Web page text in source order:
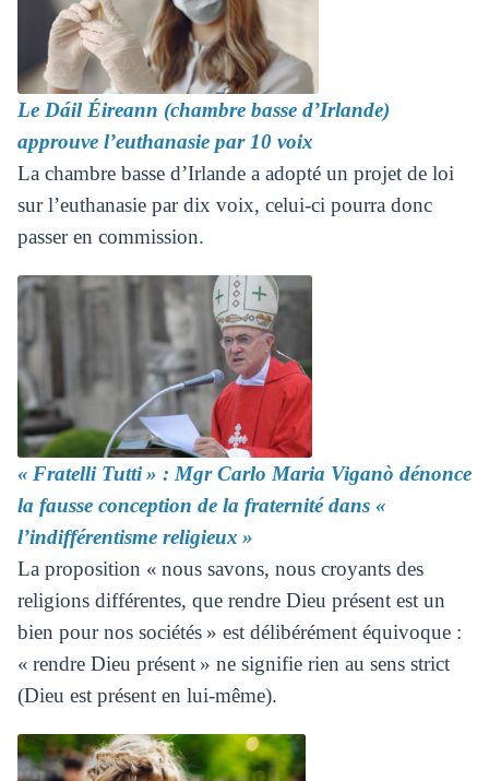
Le Dáil Éireann (chambre basse d’Irlande)
approuve l’euthanasie par 10 voix
La chambre basse d’Irlande a adopté un projet de loi
sur l’euthanasie par dix voix, celui-ci pourra donc
passer en commission.
« Fratelli Tutti » : Mgr Carlo Maria Viganò dénonce
la fausse conception de la fraternité dans «
l’indifférentisme religieux »
La proposition « nous savons, nous croyants des
religions différentes, que rendre Dieu présent est un
bien pour nos sociétés » est délibérément équivoque :
« rendre Dieu présent » ne signifie rien au sens strict
(Dieu est présent en lui-même).